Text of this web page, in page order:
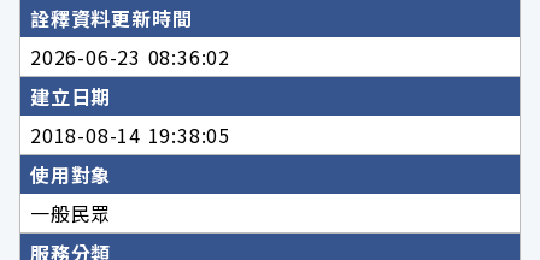
詮釋資料更新時間
2026-06-23 08:36:02
建立日期
2018-08-14 19:38:05
使用對象
一般民眾
服務分類